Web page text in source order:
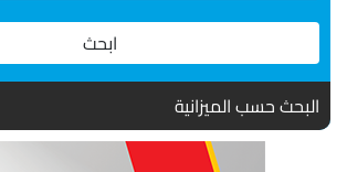
ابحث
البحث حسب الميزانية